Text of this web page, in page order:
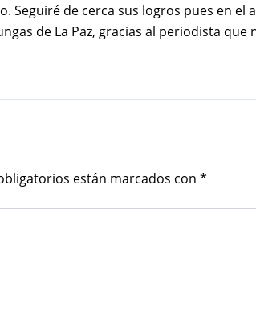
de cerca sus logros pues en el
de La Paz, gracias al periodista
están marcados con *